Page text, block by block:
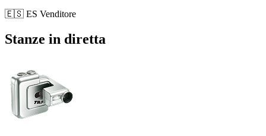
🇪🇸 ES Venditore
Stanze in diretta